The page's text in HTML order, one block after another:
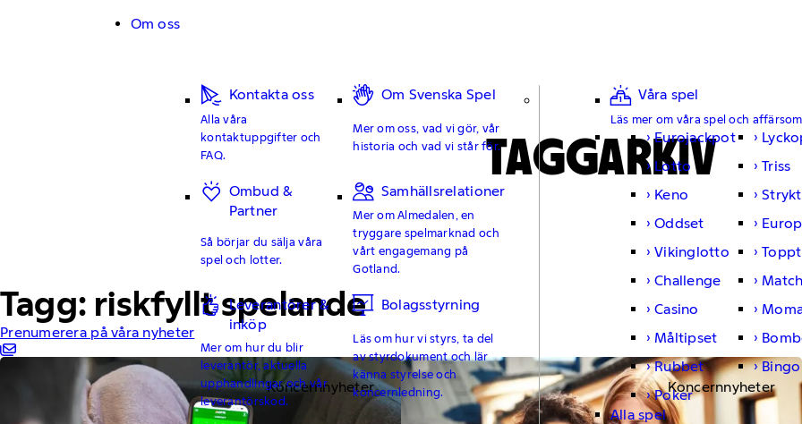
Om oss
Kontakta oss
Alla våra
kontaktuppgifter och
FAQ.
Om Svenska Spel
Mer om oss, vad vi gör, vår
historia och vad vi står för.
Ombud &
Partner
Så börjar du sälja våra
spel och lotter.
Samhällsrelationer
Mer om Almedalen, en
tryggare spelmarknad och
vårt engagemang på
Gotland.
Leverantörer &
inköp
Mer om hur du blir
leverantör, aktuella
upphandlingar och vår
leverantörskod.
Bolagsstyrning
Läs om hur vi styrs, ta del
av styrdokument och lär
känna styrelse och
koncernledning.
Våra spel
Läs mer om våra spel och
Eurojackpot
Lotto
Triss
Keno
Oddset
Vikinglotto
Challenge
Casino
Måltipset
Rubbet
Bingo
Poker
Alla spel
TAGGARKIV
Tagg: riskfyllt spelande
Prenumerera på våra nyheter
Koncernnyheter Koncernnyheter